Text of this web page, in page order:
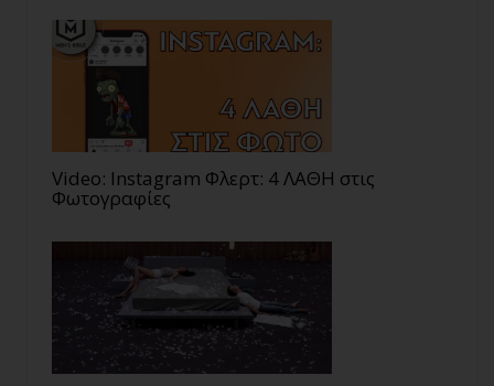
Video: Instagram Φλερτ: 4 ΛΑΘΗ στις
Φωτογραφίες